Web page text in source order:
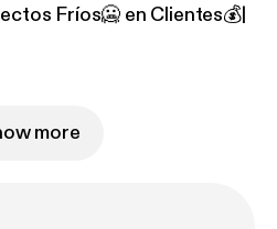
Fríos🥶 en Clientes💰|
more